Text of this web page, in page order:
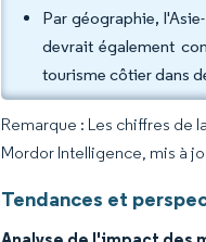
Par géographie,
devrait également
tourisme côtier dans
Remarque : Les chiffres de
Mordor Intelligence, mis à
Tendances et